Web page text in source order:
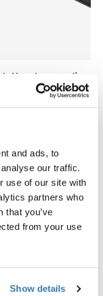
and ads, to
our traffic.
use of our site with
partners who
that you’ve
from your use
Show details
Yepp harness clip
harnais noir
€